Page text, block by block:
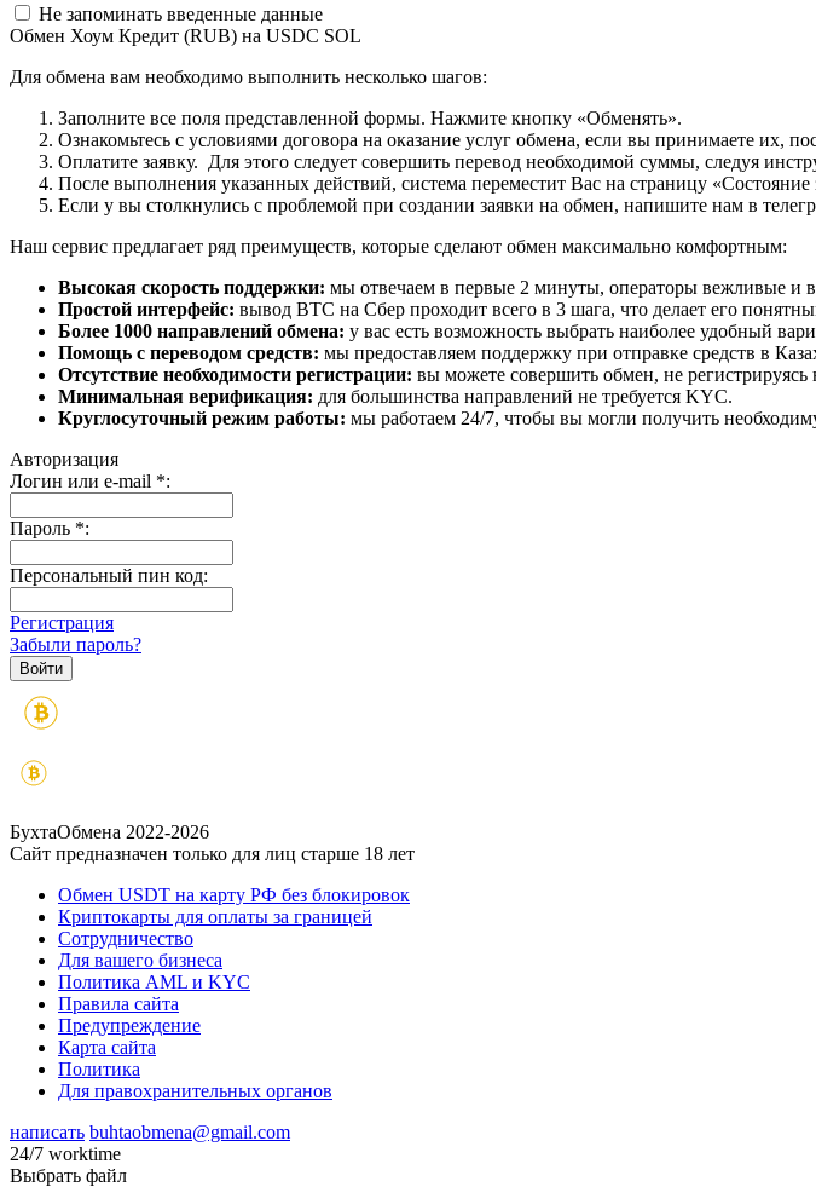
Не запоминать введенные данные
Обмен Хоум Кредит (RUB) на USDC SOL
Для обмена вам необходимо выполнить несколько шагов:
Заполните все поля представленной формы. Нажмите кнопку «Обменять».
Ознакомьтесь с условиями договора на оказание услуг обмена, если вы принимаете их,
Оплатите заявку. Для этого следует совершить перевод необходимой суммы, следуя
После выполнения указанных действий, система переместит Вас на страницу «Состояние
Если у вы столкнулись с проблемой при создании заявки на обмен, напишите нам в
Наш сервис предлагает ряд преимуществ, которые сделают обмен максимально комфортным:
Высокая скорость поддержки: мы отвечаем в первые 2 минуты, операторы вежливые и
Простой интерфейс: вывод BTC на Сбер проходит всего в 3 шага, что делает его
Более 1000 направлений обмена: у вас есть возможность выбрать наиболее удобный
Помощь с переводом средств: мы предоставляем поддержку при отправке средств в
Отсутствие необходимости регистрации: вы можете совершить обмен, не регистрируясь
Минимальная верификация: для большинства направлений не требуется KYC.
Круглосуточный режим работы: мы работаем 24/7, чтобы вы могли получить
Авторизация
Логин или e-mail *:
Пароль *:
Персональный пин код:
Регистрация
Забыли пароль?
БухтаОбмена 2022-2026
Сайт предназначен только для лиц старше 18 лет
Обмен USDT на карту РФ без блокировок
Криптокарты для оплаты за границей
Сотрудничество
Для вашего бизнеса
Политика AML и KYC
Правила сайта
Предупреждение
Карта сайта
Политика
Для правохранительных органов
написать buhtaobmena@gmail.com
24/7 worktime
Выбрать файл